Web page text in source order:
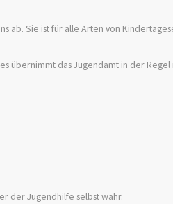
ab. Sie ist für alle Arten von
übernimmt das Jugendamt in der Regel
der Jugendhilfe selbst wahr.